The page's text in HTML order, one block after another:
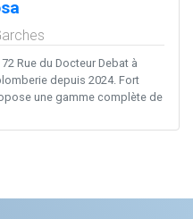
Rue du Docteur Debat à
depuis 2024. Fort
une gamme complète de